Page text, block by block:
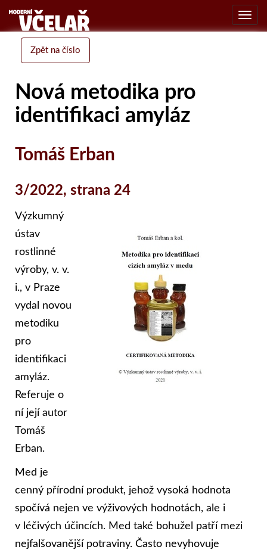
Zpět na číslo
Nová metodika pro
identifikaci amyláz
Tomáš Erban
3/2022, strana 24
Výzkumný
ústav
rostlinné
výroby, v. v.
i., v Praze
vydal novou
metodiku
pro
identifikaci
amyláz.
Referuje o
ní její autor
Tomáš
Erban.
Med je
cenný přírodní produkt, jehož vysoká hodnota
spočívá nejen ve výživových hodnotách, ale i
v léčivých účincích. Med také bohužel patří mezi
nejfalšovanější potraviny. Často nevyhovuje